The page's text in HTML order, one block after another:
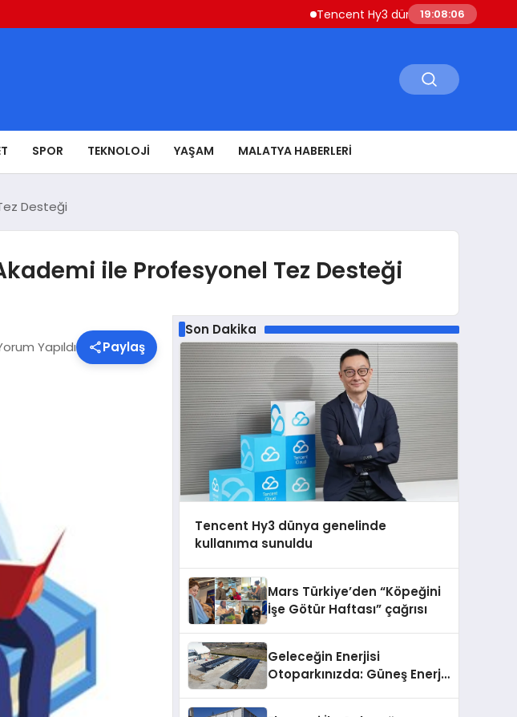
Tencent Hy3 dünya genelinde kullanıma
19:08:07
SPOR TEKNOLOJI YAŞAM MALATYA HABERLERI
Desteği
ile Profesyonel Tez Desteği
Yapıldı Paylaş
Son Dakika
Tencent Hy3 dünya genelinde
kullanıma sunuldu
Mars Türkiye’den “Köpeğini
İşe Götür Haftası” çağrısı
Geleceğin Enerjisi
Otoparkınızda: Güneş Enerjili